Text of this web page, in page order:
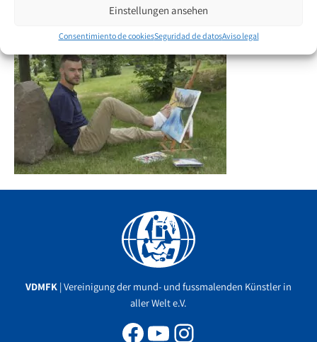
Einstellungen ansehen
Consentimiento de cookiesSeguridad de datosAviso legal
VDMFK | Vereinigung der mund- und fussmalenden Künstler in
aller Welt e.V.
Facebook
YouTube
Instagram